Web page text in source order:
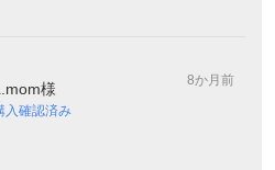
様
入確認済み
8か月前